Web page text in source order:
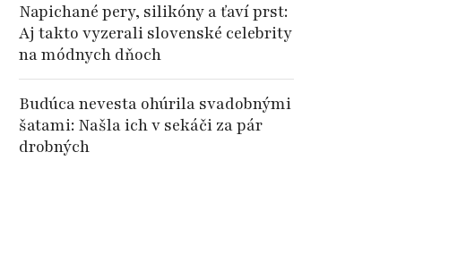
Napichané pery, silikóny a ťaví prst:
Aj takto vyzerali slovenské celebrity
na módnych dňoch
Budúca nevesta ohúrila svadobnými
šatami: Našla ich v sekáči za pár
drobných